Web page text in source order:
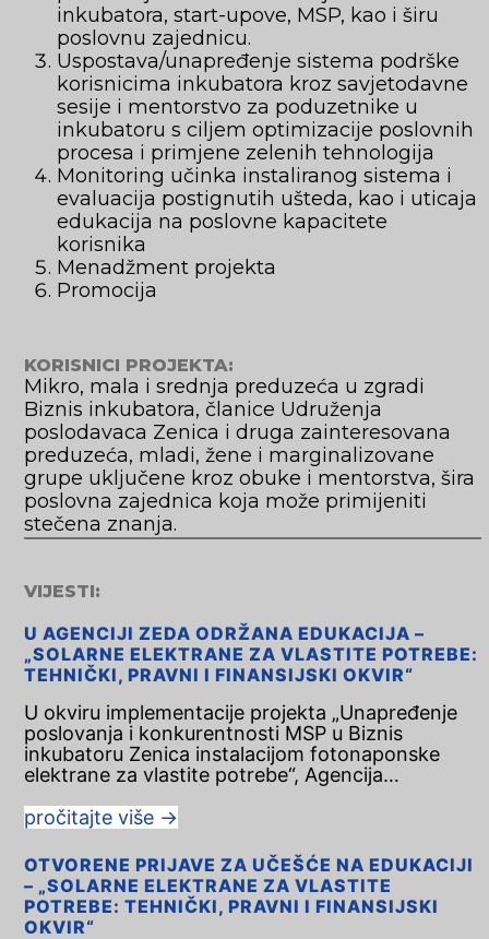
inkubatora, start-upove, MSP, kao i širu
poslovnu zajednicu.
Uspostava/unapređenje sistema podrške
korisnicima inkubatora kroz savjetodavne
sesije i mentorstvo za poduzetnike u
inkubatoru s ciljem optimizacije poslovnih
procesa i primjene zelenih tehnologija
Monitoring učinka instaliranog sistema i
evaluacija postignutih ušteda, kao i uticaja
edukacija na poslovne kapacitete
korisnika
Menadžment projekta
Promocija
KORISNICI PROJEKTA:
Mikro, mala i srednja preduzeća u zgradi
Biznis inkubatora, članice Udruženja
poslodavaca Zenica i druga zainteresovana
preduzeća, mladi, žene i marginalizovane
grupe uključene kroz obuke i mentorstva, šira
poslovna zajednica koja može primijeniti
stečena znanja.
VIJESTI:
U AGENCIJI ZEDA ODRŽANA EDUKACIJA –
„SOLARNE ELEKTRANE ZA VLASTITE POTREBE:
TEHNIČKI, PRAVNI I FINANSIJSKI OKVIR“
U okviru implementacije projekta „Unapređenje
poslovanja i konkurentnosti MSP u Biznis
inkubatoru Zenica instalacijom fotonaponske
elektrane za vlastite potrebe“, Agencija…
pročitajte više →
OTVORENE PRIJAVE ZA UČEŠĆE NA EDUKACIJI
– „SOLARNE ELEKTRANE ZA VLASTITE
POTREBE: TEHNIČKI, PRAVNI I FINANSIJSKI
OKVIR“